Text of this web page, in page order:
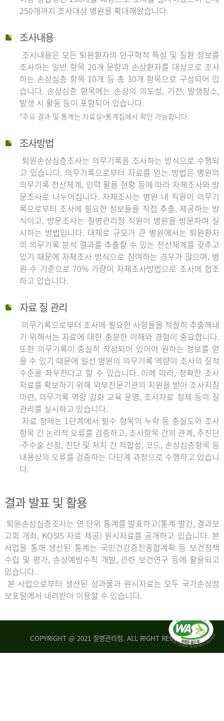
250개까지 조사대상 병원을 확대해왔습니다.
조사내용
조사내용은 모든 퇴원환자의 인구학적 특성 및 질환 정보를
조사하는 일반 항목 20개 문항과 손상환자를 대상으로 조사
하는 손상심층 항목 10개 등 총 30개 항목으로 구성되어 있
습니다. 손상심층 항목에는 손상의 의도성, 기전, 발생장소,
발생 시 활동 등이 포함되어 있습니다.
*주요 결과 및 통계는 자료실>통계집에서 확인 가능합니다.
조사방법
퇴원손상심층조사는 의무기록을 조사하는 방식으로 수행되
고 있습니다. 의무기록으로부터 자료를 얻는 방법은 병원의
의무기록 전산체계, 인력 활용 현황 등에 따라 자체조사와 방
문조사로 나누어집니다. 자체조사는 병원 내 직원이 의무기
록으로부터 조사에 필요한 정보들을 직접 추출, 제공하는 방
식이고, 방문조사는 질병관리청 직원이 병원을 방문하여 실
시하는 방법입니다. 대체로 규모가 큰 병원에서는 퇴원환자
의 의무기록 분석 결과를 추출할 수 있는 전산체계를 갖추고
있기 때문에 자체조사 방식으로 참여하는 경우가 많으며, 병
원 수 기준으로 70% 가량이 자체조사방법으로 조사에 협조
하고 있습니다.
자료 질 관리
의무기록으로부터 조사에 필요한 사항들을 적절히 추출해내
기 위해서는 자료에 대한 충분한 이해와 경험이 중요합니다.
또한 의무기록이 충실히 작성되어 있어야 원하는 정보를 얻
을 수 있기 때문에 일선 병원의 의무기록 역량이 조사의 질적
수준을 좌우한다고 할 수 있습니다. 이에 따라, 정확한 조사
자료를 확보하기 위해 외부전문기관의 지원을 받아 조사지침
마련, 의무기록 역량 강화 교육 운영, 조사자료 정제 등의 질
관리를 실시하고 있습니다.
자료 정제는 1단계에서 필수 항목의 누락 등 충실도와 조사
항목 간 논리적 오류를 검증하고, 조사항목 간의 관계, 주진단
·주수술 선정, 진단 및 처치 간 적합성, 코드, 손상심층항목 등
내용상의 오류를 검증하는 다단계 과정으로 수행하고 있습니
다.
결과 발표 및 활용
퇴원손상심층조사는 연 단위 통계를 발표하고(통계 발간, 결과보
고회 개최, KOSIS 자료 제공) 원시자료를 공개하고 있습니다. 본
사업을 통해 생산된 통계는 국민건강증진종합계획 등 보건정책
수립 및 평가, 손상예방수칙 개발, 관련 보건연구 등에 활용되고
있습니다.
본 사업으로부터 생산된 성과물과 원시자료는 모두 국가손상정
보포털에서 내려받아 이용할 수 있습니다.
COPYRIGHT @ 2021 질병관리청. ALL RIGHT RESERVED